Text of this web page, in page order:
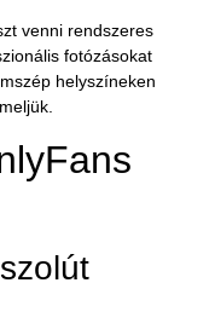
venni rendszeres
fotózásokat
helyszíneken